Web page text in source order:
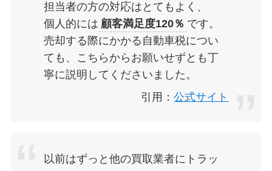
担当者の方の対応はとてもよく、
個人的には 顧客満足度120％ です。
売却する際にかかる自動車税につい
ても、こちらからお願いせずとも丁
寧に説明してくださいました。
引用：公式サイト
以前はずっと他の買取業者にトラッ